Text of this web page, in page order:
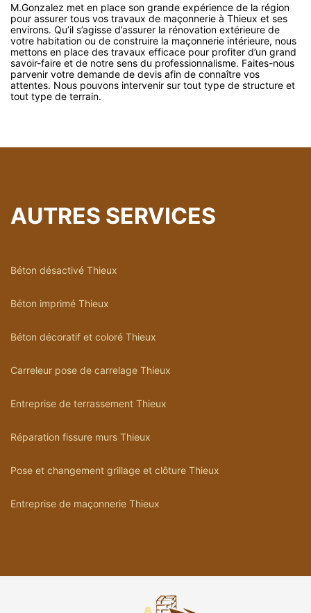
M.Gonzalez met en place son grande expérience de la région
pour assurer tous vos travaux de maçonnerie à Thieux et ses
environs. Qu’il s’agisse d’assurer la rénovation extérieure de
votre habitation ou de construire la maçonnerie intérieure, nous
mettons en place des travaux efficace pour profiter d’un grand
savoir-faire et de notre sens du professionnalisme. Faites-nous
parvenir votre demande de devis afin de connaître vos
attentes. Nous pouvons intervenir sur tout type de structure et
tout type de terrain.
AUTRES SERVICES
Béton désactivé Thieux
Béton imprimé Thieux
Béton décoratif et coloré Thieux
Carreleur pose de carrelage Thieux
Entreprise de terrassement Thieux
Réparation fissure murs Thieux
Pose et changement grillage et clôture Thieux
Entreprise de maçonnerie Thieux